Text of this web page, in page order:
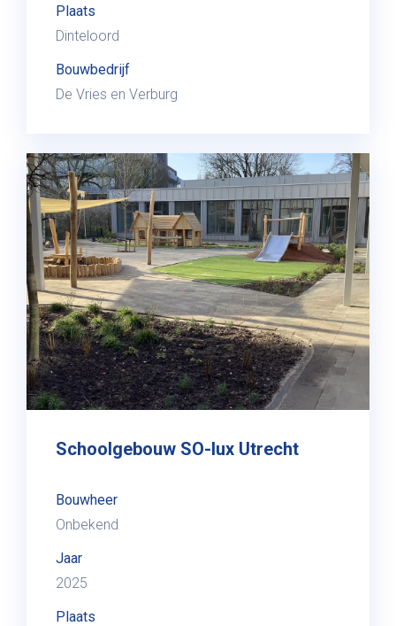
Plaats
Dinteloord
Bouwbedrijf
De Vries en Verburg
Schoolgebouw SO-lux Utrecht
Bouwheer
Onbekend
Jaar
2025
Plaats